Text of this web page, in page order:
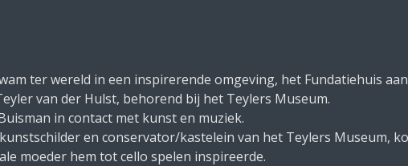
ter wereld in een inspirerende omgeving, het Fundatiehuis
van der Hulst, behorend bij het Teylers Museum.
in contact met kunst en muziek.
en conservator/kastelein van het Teylers Museum,
moeder hem tot cello spelen inspireerde.